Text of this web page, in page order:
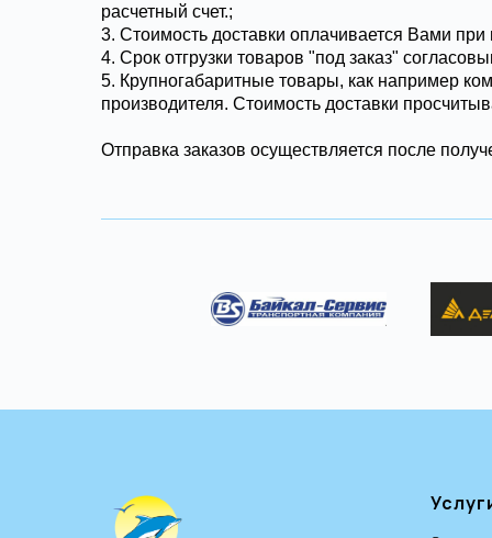
расчетный счет.;
3. Стоимость доставки оплачивается Вами
4. Срок отгрузки товаров "под заказ"
5. Крупногабаритные товары, как например
производителя. Стоимость доставки
Отправка заказов осуществляется после